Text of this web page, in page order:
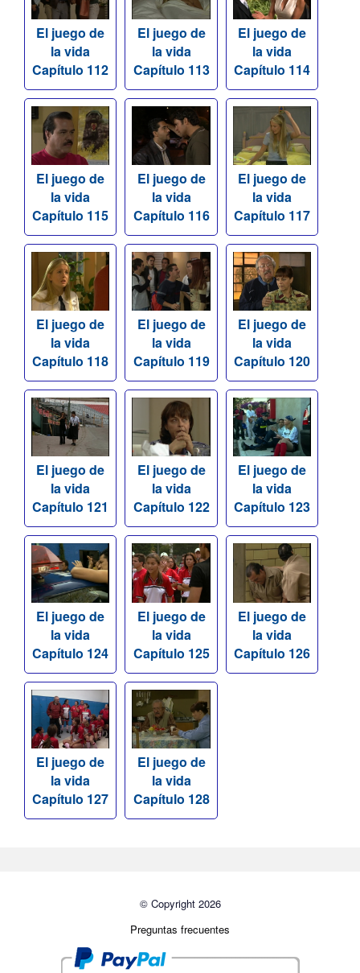
El juego de
la vida
Capítulo 112
El juego de
la vida
Capítulo 113
El juego de
la vida
Capítulo 114
El juego de
la vida
Capítulo 115
El juego de
la vida
Capítulo 116
El juego de
la vida
Capítulo 117
El juego de
la vida
Capítulo 118
El juego de
la vida
Capítulo 119
El juego de
la vida
Capítulo 120
El juego de
la vida
Capítulo 121
El juego de
la vida
Capítulo 122
El juego de
la vida
Capítulo 123
El juego de
la vida
Capítulo 124
El juego de
la vida
Capítulo 125
El juego de
la vida
Capítulo 126
El juego de
la vida
Capítulo 127
El juego de
la vida
Capítulo 128
© Copyright 2026
Preguntas frecuentes